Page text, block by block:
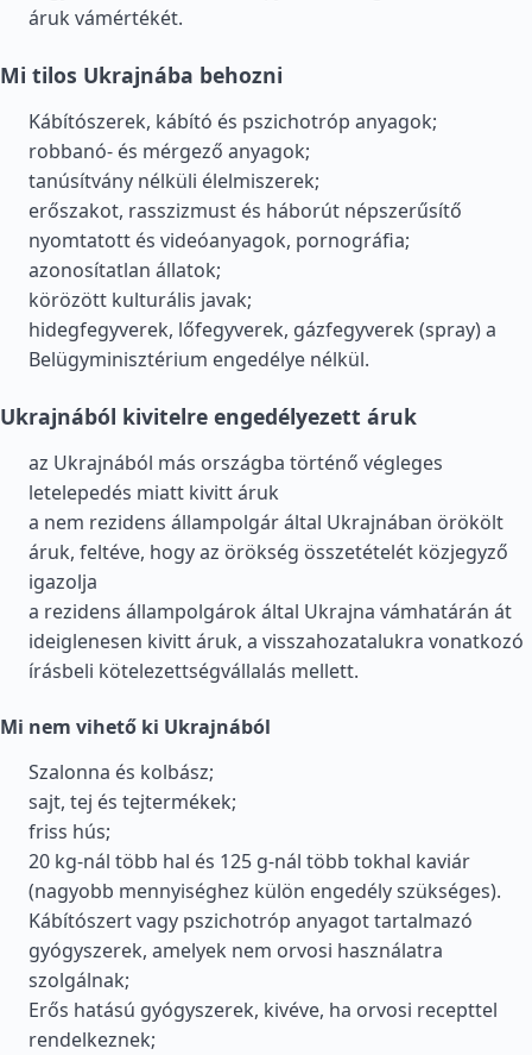
áruk vámértékét.
Mi tilos Ukrajnába behozni
Kábítószerek, kábító és pszichotróp anyagok;
robbanó- és mérgező anyagok;
tanúsítvány nélküli élelmiszerek;
erőszakot, rasszizmust és háborút népszerűsítő
nyomtatott és videóanyagok, pornográfia;
azonosítatlan állatok;
körözött kulturális javak;
hidegfegyverek, lőfegyverek, gázfegyverek (spray) a
Belügyminisztérium engedélye nélkül.
Ukrajnából kivitelre engedélyezett áruk
az Ukrajnából más országba történő végleges
letelepedés miatt kivitt áruk
a nem rezidens állampolgár által Ukrajnában örökölt
áruk, feltéve, hogy az örökség összetételét közjegyző
igazolja
a rezidens állampolgárok által Ukrajna vámhatárán át
ideiglenesen kivitt áruk, a visszahozatalukra vonatkozó
írásbeli kötelezettségvállalás mellett.
Mi nem vihető ki Ukrajnából
Szalonna és kolbász;
sajt, tej és tejtermékek;
friss hús;
20 kg-nál több hal és 125 g-nál több tokhal kaviár
(nagyobb mennyiséghez külön engedély szükséges).
Kábítószert vagy pszichotróp anyagot tartalmazó
gyógyszerek, amelyek nem orvosi használatra
szolgálnak;
Erős hatású gyógyszerek, kivéve, ha orvosi recepttel
rendelkeznek;